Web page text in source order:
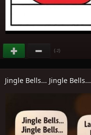
(-2)
Jingle Bells... Jingle Bells...